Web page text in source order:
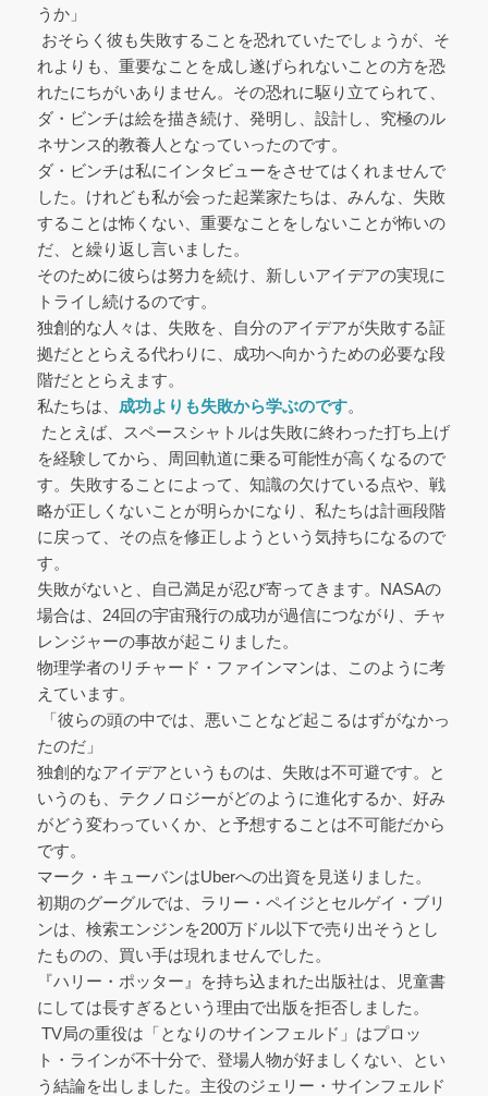
うか」
おそらく彼も失敗することを恐れていたでしょうが、そ
れよりも、重要なことを成し遂げられないことの方を恐
れたにちがいありません。その恐れに駆り立てられて、
ダ・ビンチは絵を描き続け、発明し、設計し、究極のル
ネサンス的教養人となっていったのです。
ダ・ビンチは私にインタビューをさせてはくれませんで
した。けれども私が会った起業家たちは、みんな、失敗
することは怖くない、重要なことをしないことが怖いの
だ、と繰り返し言いました。
そのために彼らは努力を続け、新しいアイデアの実現に
トライし続けるのです。
独創的な人々は、失敗を、自分のアイデアが失敗する証
拠だととらえる代わりに、成功へ向かうための必要な段
階だととらえます。
私たちは、 成功よりも失敗から学ぶのです。
たとえば、スペースシャトルは失敗に終わった打ち上げ
を経験してから、周回軌道に乗る可能性が高くなるので
す。失敗することによって、知識の欠けている点や、戦
略が正しくないことが明らかになり、私たちは計画段階
に戻って、その点を修正しようという気持ちになるので
す。
失敗がないと、自己満足が忍び寄ってきます。NASAの
場合は、24回の宇宙飛行の成功が過信につながり、チャ
レンジャーの事故が起こりました。
物理学者のリチャード・ファインマンは、このように考
えています。
「彼らの頭の中では、悪いことなど起こるはずがなかっ
たのだ」
独創的なアイデアというものは、失敗は不可避です。と
いうのも、テクノロジーがどのように進化するか、好み
がどう変わっていくか、と予想することは不可能だから
です。
マーク・キューバンはUberへの出資を見送りました。
初期のグーグルでは、ラリー・ペイジとセルゲイ・ブリ
ンは、検索エンジンを200万ドル以下で売り出そうとし
たものの、買い手は現れませんでした。
『ハリー・ポッター』を持ち込まれた出版社は、児童書
にしては長すぎるという理由で出版を拒否しました。
TV局の重役は「となりのサインフェルド」はプロッ
ト・ラインが不十分で、登場人物が好ましくない、とい
う結論を出しました。主役のジェリー・サインフェルド